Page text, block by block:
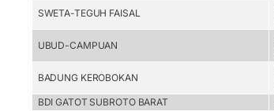
SWETA-TEGUH FAISAL
UBUD-CAMPUAN
BADUNG KEROBOKAN
BDI GATOT SUBROTO BARAT